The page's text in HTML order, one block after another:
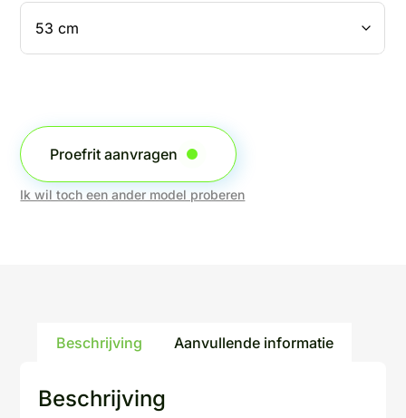
Proefrit aanvragen
Ik wil toch een ander model proberen
Beschrijving Aanvullende informatie
Beschrijving